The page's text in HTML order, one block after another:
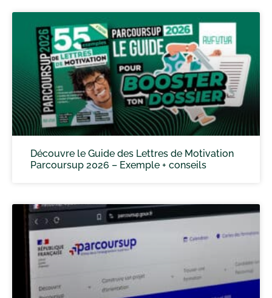
Découvre le Guide des Lettres de Motivation
Parcoursup 2026 – Exemple + conseils